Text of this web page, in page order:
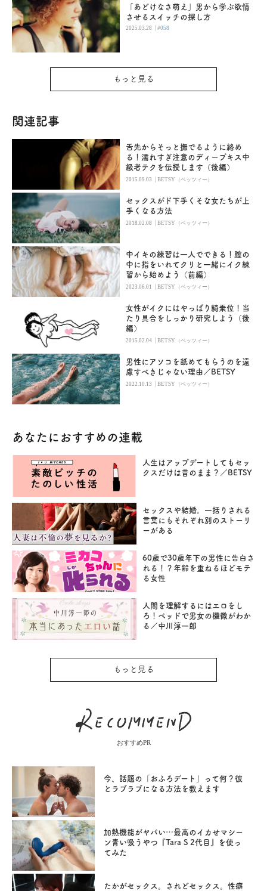
「あどけなさ萌え」男から学ぶ欲情
させるスイッチの探し方
2025.03.28 |#058
もっと見る
関連記事
舌先からそっと撫でるように絡め
る！濡れすぎ注意のディープキス中
級者テクを伝授します（後編）
2015.09.03 |BETSY（ベッツィー）
セックスがド下手くそな女たちが上
手くなる方法
2018.02.08 |BETSY（ベッツィー）
中イキの練習は一人でできる！膣の
中に指をいれてクリと一緒にイク練
習から始めよう（前編）
2023.06.01 |BETSY（ベッツィー）
女性がイクにはやっぱり騎乗位！当
たり具合をしっかり研究しよう（後
編）
2015.02.04 |BETSY（ベッツィー）
男性にアソコを舐めてもらうのを遠
慮すべきじゃない理由／BETSY
2022.10.13 |BETSY（ベッツィー）
あなたにおすすめの連載
人生はアップデートしてもセッ
クスだけは昔のまま？／BETSY
セックスや結婚。一括りされる
言葉にもそれぞれ別のストーリ
ーがある
60歳で30歳年下の男性に告白さ
れる！？年齢を重ねるほどモテ
る女性
人間を理解するにはエロをし
ろ！ベッドで男女の機微がわか
る／中川淳一郎
もっと見る
おすすめPR
今、話題の「おふろデート」って何？彼
とラブラブになる方法を教えます
加熱機能がヤバい…最高のイカせマシー
ン青い吸うやつ『Tara S 2代目』を使っ
てみた
たかがセックス。されどセックス。性癖